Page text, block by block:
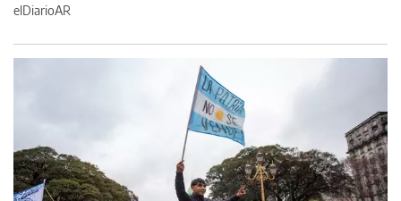
elDiarioAR